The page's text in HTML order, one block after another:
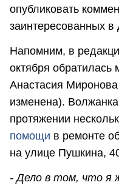
опубликовать
заинтересованных
Напомним, в
октября обратилась
Анастасия
изменена).
протяжении
помощи в ремонте
на улице Пушкина,
- Дело в том, что я